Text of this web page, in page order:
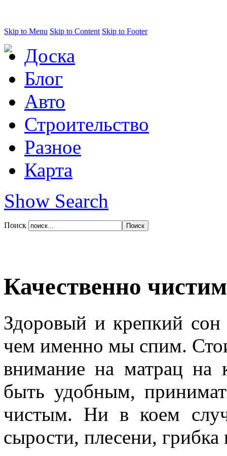
Skip to Menu Skip to Content Skip to Footer
Доска
Блог
Авто
Строительство
Разное
Карта
Show Search
Поиск
Качественно
Здоровый и крепкий сон
чем именно мы спим.
внимание на матрац на
быть удобным,
чистым. Ни в коем
сырости, плесени,